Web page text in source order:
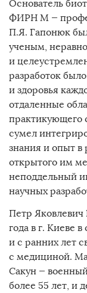
Партнеры
Основатель
ФИРН М —
П.Я. Гапонюк
ученым,
и
разработок
и здоровья
отдаленные
практикующего
сумел
знания и опыт
открытого им
неподдельный
научных
Петр
года в г. Киеве
и с ранних лет
с медициной.
Сакун —
более 55 лет, и
Книги
Новости
Для